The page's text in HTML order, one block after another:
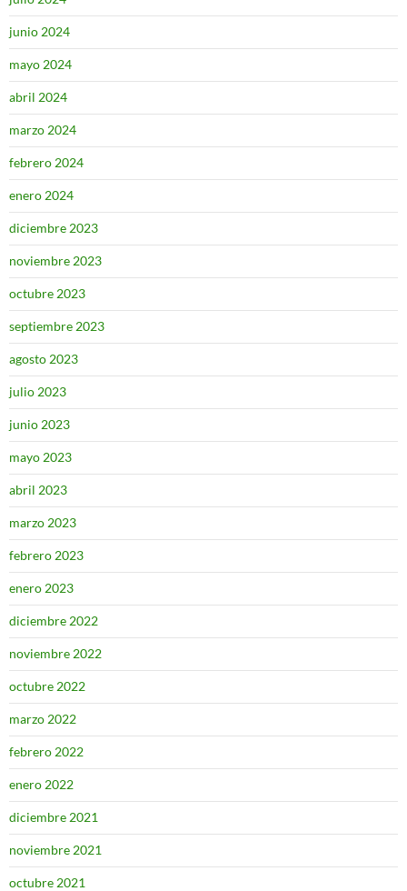
junio 2024
mayo 2024
abril 2024
marzo 2024
febrero 2024
enero 2024
diciembre 2023
noviembre 2023
octubre 2023
septiembre 2023
agosto 2023
julio 2023
junio 2023
mayo 2023
abril 2023
marzo 2023
febrero 2023
enero 2023
diciembre 2022
noviembre 2022
octubre 2022
marzo 2022
febrero 2022
enero 2022
diciembre 2021
noviembre 2021
octubre 2021